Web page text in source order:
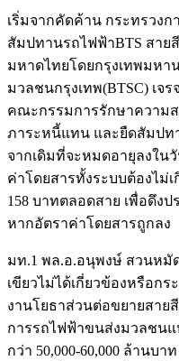
เริ่มจากคัดค้าน กระทรวงก
สัมปทานรถไฟฟ้าBTS สาย
มหาดไทยโดยกรุงเทพมห
มวลชนกรุงเทพ(BTSC) เจ
คณะกรรมการรักษาความ
ภาระหนี้แทน และยืดสัมปท
จากเดิมที่จะหมดอายุลงใน
ค่าโดยสารทั้งระบบต้องไม่
158 บาทตลอดสาย เพื่อดึง
หากอัตราค่าโดยสารถูกลง
มท.1 พล.อ.อนุพงษ์ สวนหมั
เขียวไม่ได้เกี่ยวข้องหรือก
งานโยธาส่วนต่อขยายสาย
การรถไฟฟ้าขนส่งมวลชนแ
กว่า 50,000-60,000 ล้านบ